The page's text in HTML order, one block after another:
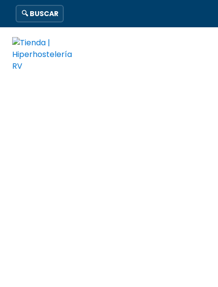
🔍 BUSCAR